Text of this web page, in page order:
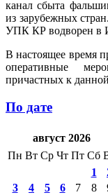
канал сбыта
из зарубежных
УПК КР водворен
В настоящее время
оперативные
причастных к
По дате
август 2026
Пн Вт Ср Чт Пт Сб
1
3
4 5 6 7 8